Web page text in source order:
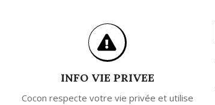
INFO VIE PRIVEE
Cocon respecte votre vie privée et utilise